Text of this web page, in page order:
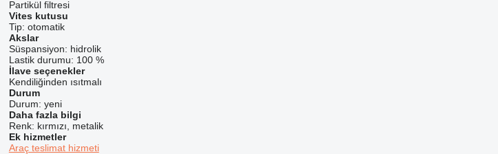
Partikül filtresi
Vites kutusu
Tip: otomatik
Akslar
Süspansiyon: hidrolik
Lastik durumu: 100 %
İlave seçenekler
Kendiliğinden ısıtmalı
Durum
Durum: yeni
Daha fazla bilgi
Renk: kırmızı, metalik
Ek hizmetler
Araç teslimat hizmeti